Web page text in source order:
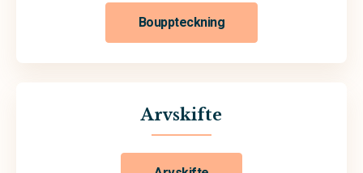
Bouppteckning
Arvskifte